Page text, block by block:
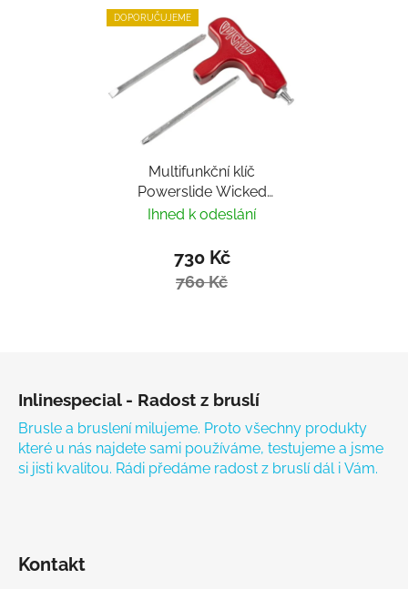
DOPORUČUJEME
Multifunkční klíč
Powerslide Wicked
Hardcore Tool
Ihned k odeslání
730 Kč
760 Kč
Inlinespecial - Radost z bruslí
Brusle a bruslení milujeme. Proto všechny produkty
které u nás najdete sami používáme, testujeme a jsme
si jisti kvalitou. Rádi předáme radost z bruslí dál i Vám.
Kontakt